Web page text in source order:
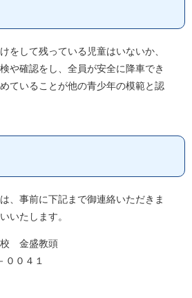
をして残っている児童はいないか、
や確認をし、全員が安全に降車でき
ていることが他の青少年の模範と認
、事前に下記まで御連絡いただきま
いたします。
金盛教頭
０４１